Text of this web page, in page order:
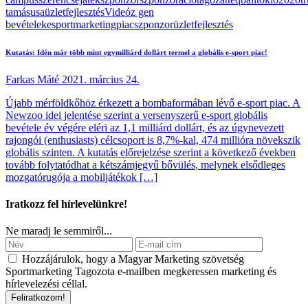
tamásusaüzletfejlesztésVideóz gen
bevételekesportmarketingpiacszponzorüzletfejlesztés
Kutatás: Idén már több mint egymilliárd dollárt termel a globális e-sport piac!
Farkas Máté 2021. március 24.
Újabb mérföldkőhöz érkezett a bombaformában lévő e-sport piac. A
Newzoo idei jelentése szerint a versenyszerű e-sport globális
bevétele év végére eléri az 1,1 milliárd dollárt, és az úgynevezett
rajongói (enthusiasts) célcsoport is 8,7%-kal, 474 millióra növekszik
globális szinten. A kutatás előrejelzése szerint a következő években
tovább folytatódhat a kétszámjegyű bővülés, melynek elsődleges
mozgatórugója a mobiljátékok […]
Iratkozz fel hírlevelünkre!
Ne maradj le semmiről...
Hozzájárulok, hogy a Magyar Marketing szövetség
Sportmarketing Tagozota e‑mailben megkeressen marketing és
hírlevelezési céllal.
Feliratkozom!